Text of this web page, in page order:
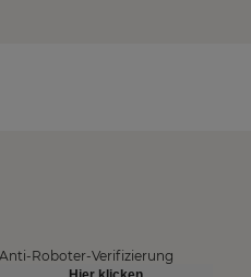
Anti-Roboter-Verifizierung